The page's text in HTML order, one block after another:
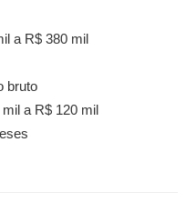
a R$ 380 mil
bruto
mil a R$ 120 mil